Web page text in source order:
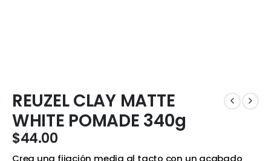
REUZEL CLAY MATTE
WHITE POMADE 340g
$44.00
Crea una fijación media al tacto con un acabado